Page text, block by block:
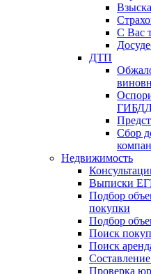
С Вас
ДТП
Сбор
Недвижимость
Выписки
Подбор
покупки
Подбор
Поиск
Поиск
Проверка